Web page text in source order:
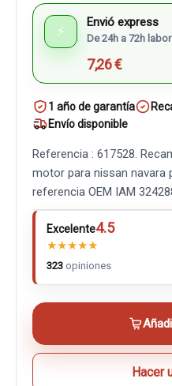
⚡
Envió express
De 24h a 72h
7,26 €
1 año de garantía
Envío disponible
Referencia : 617528.
motor para nissan navara
referencia OEM IAM
Excelente4.5
★★★★★
323 opiniones
Hacer